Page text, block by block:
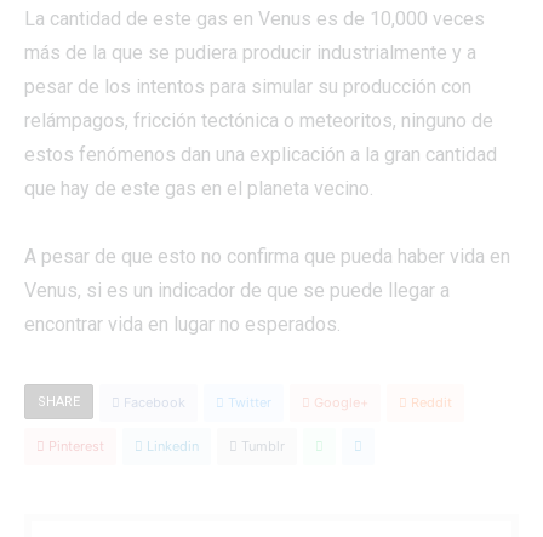
La cantidad de este gas en Venus es de 10,000 veces
más de la que se pudiera producir industrialmente y a
pesar de los intentos para simular su producción con
relámpagos, fricción tectónica o meteoritos, ninguno de
estos fenómenos dan una explicación a la gran cantidad
que hay de este gas en el planeta vecino.
A pesar de que esto no confirma que pueda haber vida en
Venus, si es un indicador de que se puede llegar a
encontrar vida en lugar no esperados.
SHARE Facebook Twitter Google+ Reddit
Pinterest Linkedin Tumblr